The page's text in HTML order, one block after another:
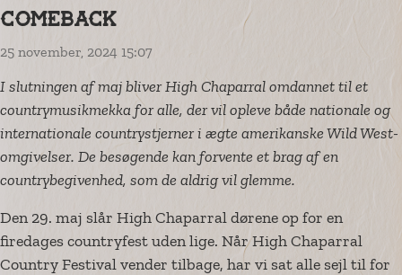
comeback
25 november, 2024 15:07
I slutningen af maj bliver High Chaparral omdannet til et
countrymusikmekka for alle, der vil opleve både nationale og
internationale countrystjerner i ægte amerikanske Wild West-
omgivelser. De besøgende kan forvente et brag af en
countrybegivenhed, som de aldrig vil glemme.
Den 29. maj slår High Chaparral dørene op for en
firedages countryfest uden lige. Når High Chaparral
Country Festival vender tilbage, har vi sat alle sejl til for